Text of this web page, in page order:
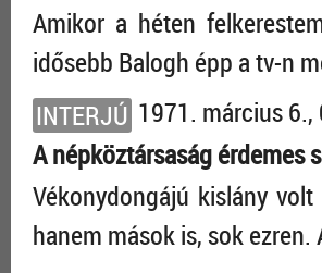
Amikor a héten
idősebb Balogh épp a tv-n
INTERJÚ 1971. március 6.,
A népköztársaság érdemes
Vékonydongájú kislány
hanem mások is, sok